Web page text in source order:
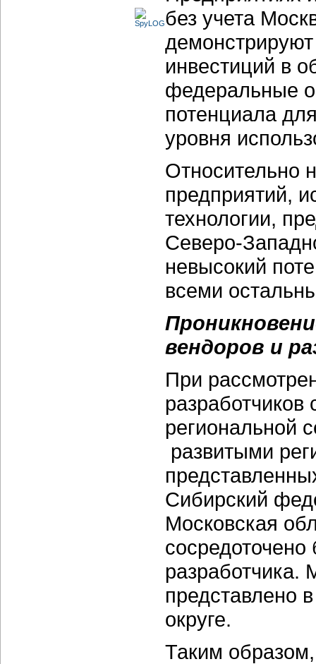
без учета
инвестиций в
федеральные
потенциала
уровня
Относительно
предприятий,
технологии,
Северо-
невысокий
всеми
вендоров и
При
региональной
развитыми
Сибирский
Московская
разработчика.
представлено
округе.
Таким